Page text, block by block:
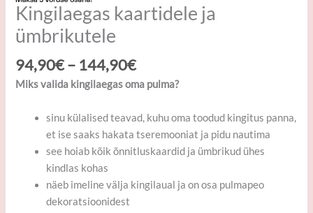
Kingilaegas kaartidele ja
ümbrikutele
94,90€– 144,90€
Miks valida kingilaegas oma pulma?
sinu külalised teavad, kuhu oma toodud kingitus panna,
et ise saaks hakata tseremooniat ja pidu nautima
see hoiab kõik õnnitluskaardid ja ümbrikud ühes
kindlas kohas
näeb imeline välja kingilaual ja on osa pulmapeo
dekoratsioonidest